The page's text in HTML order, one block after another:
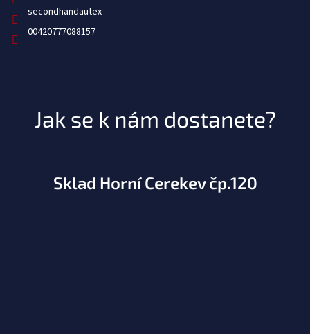
secondhandautex
00420777088157
Jak se k nám dostanete?
Sklad Horní Cerekev čp.120